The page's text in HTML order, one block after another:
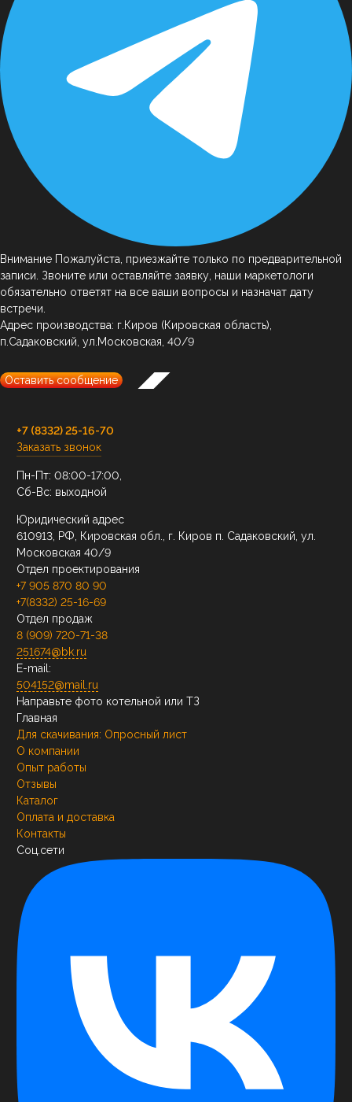
Внимание Пожалуйста, приезжайте только по предварительной
записи. Звоните или оставляйте заявку, наши маркетологи
обязательно ответят на все ваши вопросы и назначат дату
встречи.
Адрес производства: г.Киров (Кировская область),
п.Садаковский, ул.Московская, 40/9
Оставить сообщение
+7 (8332) 25-16-70
Заказать звонок
Пн-Пт: 08:00-17:00,
Сб-Вс: выходной
Юридический адрес
610913, РФ, Кировская обл., г. Киров п. Садаковский, ул.
Московская 40/9
Отдел проектирования
+7 905 870 80 90
+7(8332) 25-16-69
Отдел продаж
8 (909) 720-71-38
251674@bk.ru
E-mail:
504152@mail.ru
Направьте фото котельной или ТЗ
Главная
Для скачивания: Опросный лист
О компании
Опыт работы
Отзывы
Каталог
Оплата и доставка
Контакты
Соц.сети